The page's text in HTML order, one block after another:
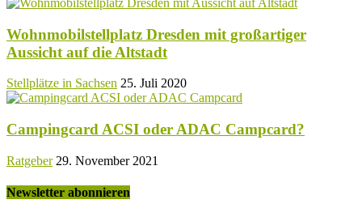
Wohnmobilstellplatz Dresden mit großartiger
Aussicht auf die Altstadt
Stellplätze in Sachsen 25. Juli 2020
Campingcard ACSI oder ADAC Campcard?
Ratgeber 29. November 2021
Newsletter abonnieren